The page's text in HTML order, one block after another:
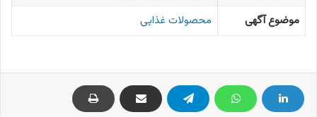
موضوع آگهی
محصولات غذایی